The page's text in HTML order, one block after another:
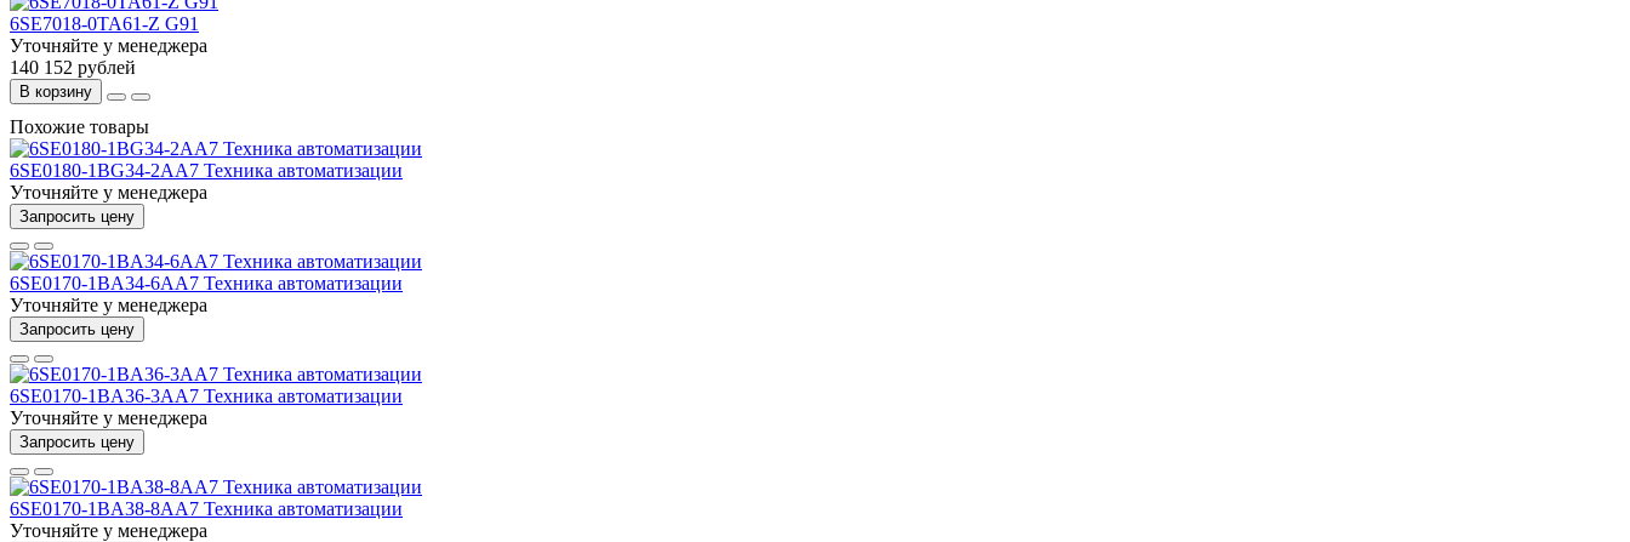
6SE7018-0TA61-Z G91
Уточняйте у менеджера
140 152 рублей
В корзину
Похожие товары
6SE0180-1BG34-2AA7 Техника автоматизации
Уточняйте у менеджера
Запросить цену
6SE0170-1BA34-6AA7 Техника автоматизации
Уточняйте у менеджера
Запросить цену
6SE0170-1BA36-3AA7 Техника автоматизации
Уточняйте у менеджера
Запросить цену
6SE0170-1BA38-8AA7 Техника автоматизации
Уточняйте у менеджера